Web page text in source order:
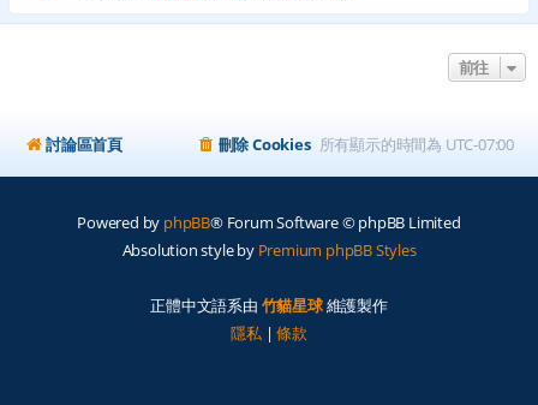
前往
討論區首頁 所有顯示的時間為 UTC-07:00
刪除 Cookies
Powered by phpBB® Forum Software © phpBB Limited
Absolution style by Premium phpBB Styles
正體中文語系由 竹貓星球維護製作
隱私|條款